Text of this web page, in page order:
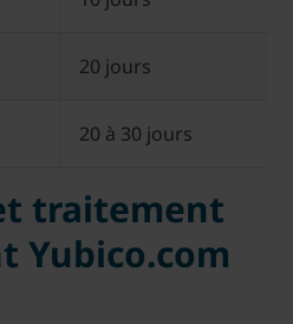
20 jours
20 à 30 jours
traitement
Yubico.com